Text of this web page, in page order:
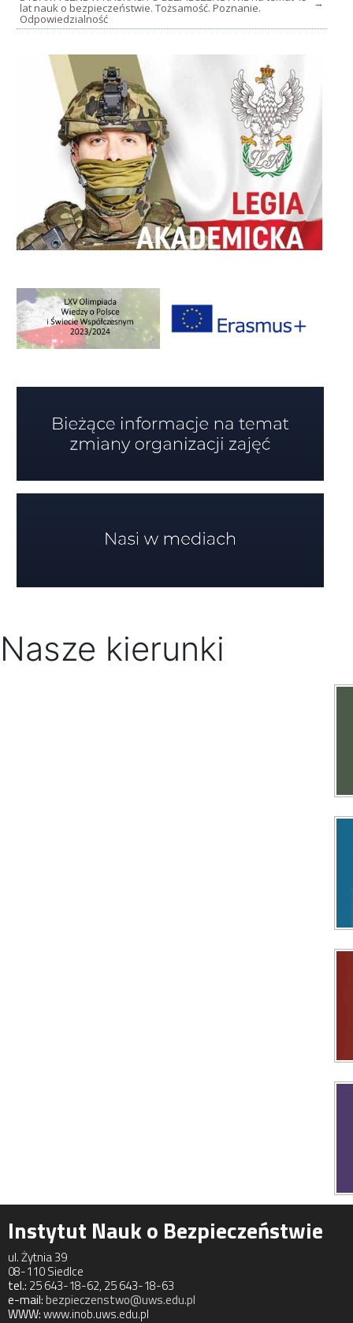
lat nauk o bezpieczeństwie. Tożsamość. Poznanie.
Odpowiedzialność
Nasze kierunki
Instytut Nauk o Bezpieczeństwie
ul. Żytnia 39
08-110 Siedlce
tel.: 25 643-18-62, 25 643-18-63
e-mail:bezpieczenstwo@uws.edu.pl
WWW:www.inob.uws.edu.pl